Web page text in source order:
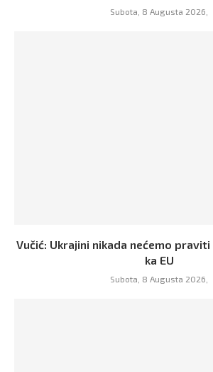
Subota, 8 Augusta 2026,
Vučić: Ukrajini nikada nećemo
ka EU
Subota, 8 Augusta 2026,